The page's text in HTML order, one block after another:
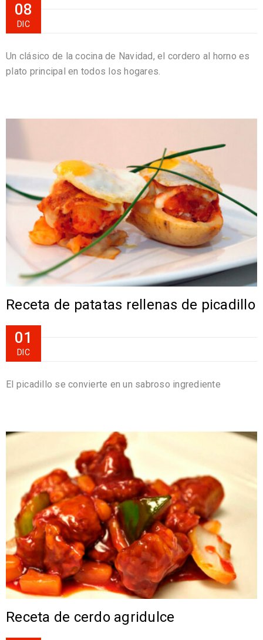
08
DIC
Un clásico de la cocina de Navidad, el cordero al horno es
plato principal en todos los hogares.
Receta de patatas rellenas de picadillo
01
DIC
El picadillo se convierte en un sabroso ingrediente
Receta de cerdo agridulce